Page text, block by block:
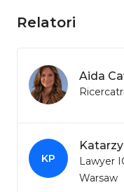
Relatori
Aida
KP
Lawyer
Warsaw